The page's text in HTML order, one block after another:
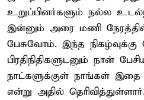
உறுப்பினர்களும் நல்ல
இன்னும் அரை மணி
பேசுவோம். இந்த
பிரதிநிதிகளுடனும் நான்
நாட்களுக்குள் நாங்கள் இதை
என்று அதில்